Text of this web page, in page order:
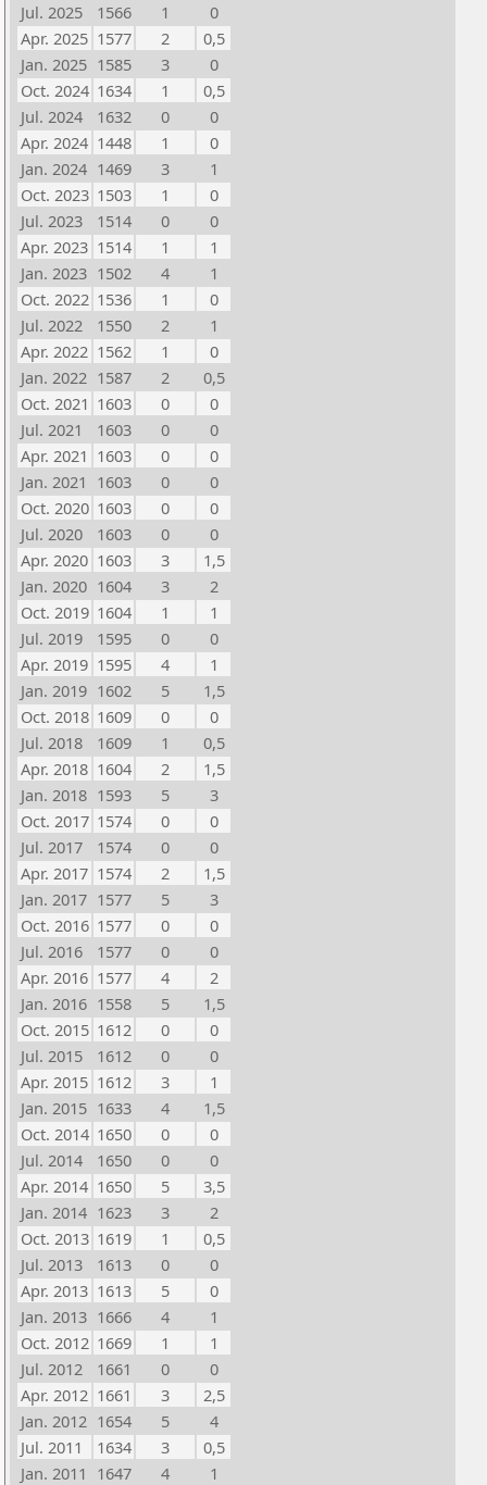
Jul. 2025
1566 1
0
Apr. 2025 1577 2
0,5
Jan. 2025 1585 3
0
Oct. 2024 1634 1
0,5
Jul. 2024
1632 0
0
Apr. 2024 1448 1
0
Jan. 2024 1469 3
1
Oct. 2023 1503 1
0
Jul. 2023
1514 0
0
Apr. 2023 1514 1
1
Jan. 2023 1502 4
1
Oct. 2022 1536 1
0
Jul. 2022
1550 2
1
Apr. 2022 1562 1
0
Jan. 2022 1587 2
0,5
Oct. 2021 1603 0
0
Jul. 2021
1603 0
0
Apr. 2021 1603 0
0
Jan. 2021 1603 0
0
Oct. 2020 1603 0
0
Jul. 2020
1603 0
0
Apr. 2020 1603 3
1,5
Jan. 2020 1604 3
2
Oct. 2019 1604 1
1
Jul. 2019
1595 0
0
Apr. 2019 1595 4
1
Jan. 2019 1602 5
1,5
Oct. 2018 1609 0
0
Jul. 2018
1609 1
0,5
Apr. 2018 1604 2
1,5
Jan. 2018 1593 5
3
Oct. 2017 1574 0
0
Jul. 2017
1574 0
0
Apr. 2017 1574 2
1,5
Jan. 2017 1577 5
3
Oct. 2016 1577 0
0
Jul. 2016
1577 0
0
Apr. 2016 1577 4
2
Jan. 2016 1558 5
1,5
Oct. 2015 1612 0
0
Jul. 2015
1612 0
0
Apr. 2015 1612 3
1
Jan. 2015 1633 4
1,5
Oct. 2014 1650 0
0
Jul. 2014
1650 0
0
Apr. 2014 1650 5
3,5
Jan. 2014 1623 3
2
Oct. 2013 1619 1
0,5
Jul. 2013
1613 0
0
Apr. 2013 1613 5
0
Jan. 2013 1666 4
1
Oct. 2012 1669 1
1
Jul. 2012
1661 0
0
Apr. 2012 1661 3
2,5
Jan. 2012 1654 5
4
Jul. 2011
1634 3
0,5
Jan. 2011 1647 4
1